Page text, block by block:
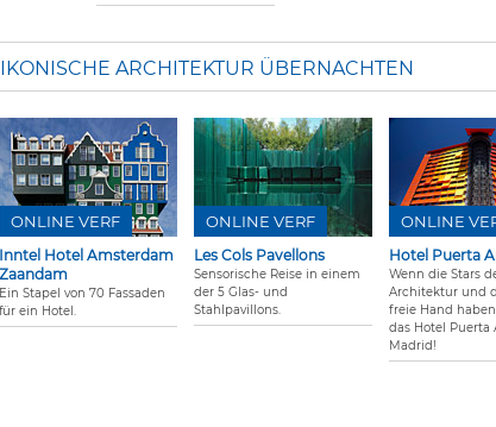
IKONISCHE ARCHITEKTUR ÜBERNACHTEN
Inntel Hotel Amsterdam
Zaandam
Ein Stapel von 70 Fassaden
für ein Hotel.
ONLINE VERF
Les Cols Pavellons
Sensorische Reise in einem
der 5 Glas- und
Stahlpavillons.
ONLINE VERF
Hotel Puerta
Wenn die Stars
Architektur und
freie Hand
das Hotel Puerta
Madrid!
ONLINE